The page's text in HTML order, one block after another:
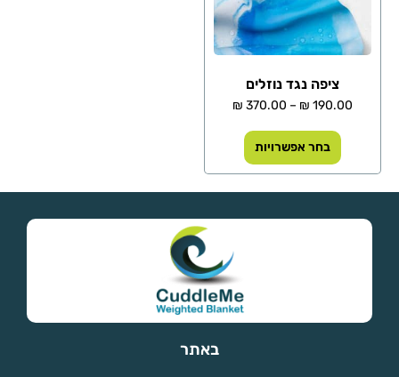
ציפה נגד נוזלים
₪ 190.00
–
₪ 370.00
בחר אפשרויות
באתר